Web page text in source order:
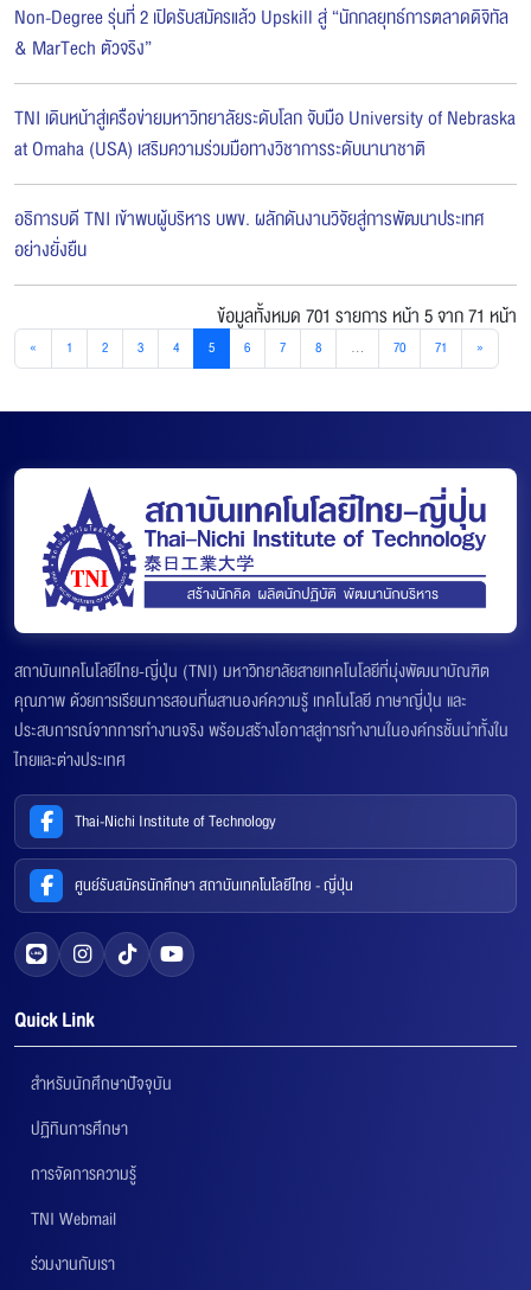
Non-Degree รุ่นที่ 2 เปิดรับสมัครแล้ว Upskill สู่ “นักกลยุทธ์การตลาดดิจิทัล
& MarTech ตัวจริง”
TNI เดินหน้าสู่เครือข่ายมหาวิทยาลัยระดับโลก จับมือ University of Nebraska
at Omaha (USA) เสริมความร่วมมือทางวิชาการระดับนานาชาติ
อธิการบดี TNI เข้าพบผู้บริหาร บพข. ผลักดันงานวิจัยสู่การพัฒนาประเทศ
อย่างยั่งยืน
ข้อมูลทั้งหมด 701 รายการ หน้า 5 จาก 71 หน้า
« 1 2 3 4 5 6 7 8 ... 70 71 »
สถาบันเทคโนโลยีไทย-ญี่ปุ่น (TNI) มหาวิทยาลัยสายเทคโนโลยีที่มุ่งพัฒนาบัณฑิต
คุณภาพ ด้วยการเรียนการสอนที่ผสานองค์ความรู้ เทคโนโลยี ภาษาญี่ปุ่น และ
ประสบการณ์จากการทำงานจริง พร้อมสร้างโอกาสสู่การทำงานในองค์กรชั้นนำทั้งใน
ไทยและต่างประเทศ
Thai-Nichi Institute of Technology
ศูนย์รับสมัครนักศึกษา สถาบันเทคโนโลยีไทย - ญี่ปุ่น
Quick Link
สำหรับนักศึกษาปัจจุบัน
ปฏิทินการศึกษา
การจัดการความรู้
TNI Webmail
ร่วมงานกับเรา